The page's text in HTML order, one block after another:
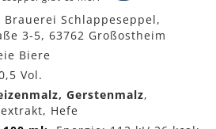
Brauerei Schlappeseppel,
3-5, 63762 Großostheim
Biere
Vol.
Gerstenmalz,
Hefe